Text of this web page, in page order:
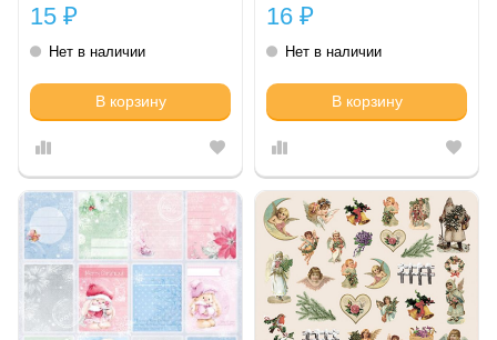
15 ₽
Нет в наличии
В корзину
16 ₽
Нет в наличии
В корзину